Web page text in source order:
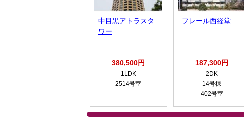
中目黒アトラスタ
ワー
380,500円
1LDK
2514号室
フレール西経堂
187,300円
2DK
14号棟
402号室